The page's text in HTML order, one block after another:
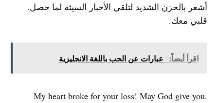
أشعر بالحزن الشديد لتلقي الأخبار السيئة لما حصل.
قلبي معك.
اقرأ أيضاً: عبارات عن الحب باللغة الانجليزية
.My heart broke for your loss! May God give you